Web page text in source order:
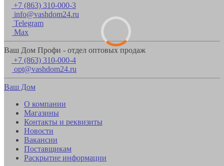
+7 (863) 310-000-3
info@vashdom24.ru
Telegram
Max
Ваш Дом Профи - отдел оптовых продаж
+7 (863) 310-000-4
opt@vashdom24.ru
Ваш Дом
О компании
Магазины
Контакты и реквизиты
Новости
Вакансии
Поставщикам
Раскрытие информации